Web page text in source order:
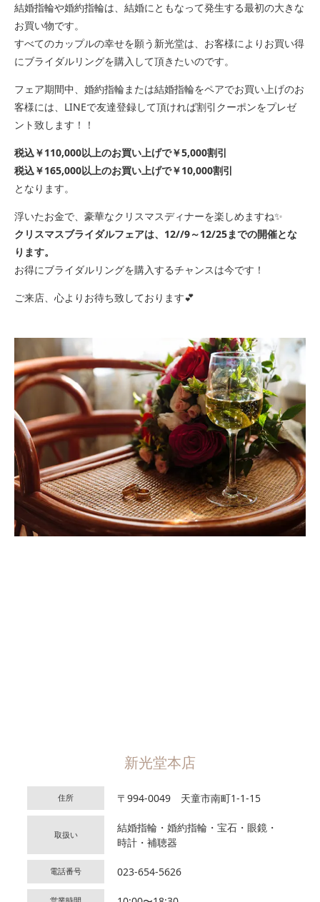
結婚指輪や婚約指輪は、結婚にともなって発生する最初の大きな
お買い物です。
すべてのカップルの幸せを願う新光堂は、お客様によりお買い得
にブライダルリングを購入して頂きたいのです。
フェア期間中、婚約指輪または結婚指輪をペアでお買い上げのお
客様には、LINEで友達登録して頂ければ割引クーポンをプレゼ
ント致します！！
税込￥110,000以上のお買い上げで￥5,000割引
税込￥165,000以上のお買い上げで￥10,000割引
となります。
浮いたお金で、豪華なクリスマスディナーを楽しめますね✨
クリスマスブライダルフェアは、12//9～12/25までの開催とな
ります。
お得にブライダルリングを購入するチャンスは今です！
ご来店、心よりお待ち致しております💕
新光堂本店
住所 〒994-0049 天童市南町1-1-15
取扱い
結婚指輪・婚約指輪・宝石・眼鏡・
時計・補聴器
電話番号 023-654-5626